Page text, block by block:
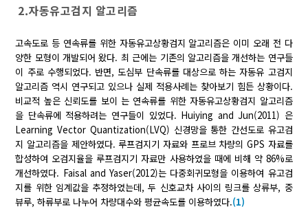
2.자동유고검지 알고리즘
고속도로 등 연속류를 위한 자동유고상황검지 알고리즘은 이미 오래 전 다
양한 모형이 개발되어 왔다. 최 근에는 기존의 알고리즘을 개선하는 연구들
이 주로 수행되었다. 반면, 도심부 단속류를 대상으로 하는 자동유 고검지
알고리즘 역시 연구되고 있으나 실제 적용사례는 찾아보기 힘든 상황이다.
비교적 높은 신뢰도를 보이 는 연속류를 위한 자동유고상황검지 알고리즘
을 단속류에 적용하려는 연구들이 있었다. Huiying and Jun(2011) 은
Learning Vector Quantization(LVQ) 신경망을 통한 간선도로 유고검
지 알고리즘을 제안하였다. 루프검지기 자료와 프로브 차량의 GPS 자료를
합성하여 오검지율을 루프검지기 자료만 사용하였을 때에 비해 약 86%로
개선하였다. Faisal and Yaser(2012)는 다중회귀모형을 이용하여 유고검
지를 위한 임계값을 추정하였는데, 두 신호교차 사이의 링크를 상류부, 중
뷰루, 하류부로 나누어 차량대수와 평균속도를 이용하였다.(1)